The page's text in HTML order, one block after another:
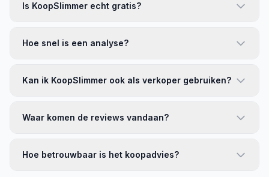
Is KoopSlimmer echt gratis?
Hoe snel is een analyse?
Kan ik KoopSlimmer ook als verkoper gebruiken?
Waar komen de reviews vandaan?
Hoe betrouwbaar is het koopadvies?